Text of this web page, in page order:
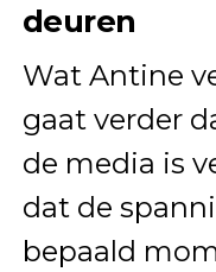
deuren
Wat Antine
gaat verder
de media is
dat de
bepaald